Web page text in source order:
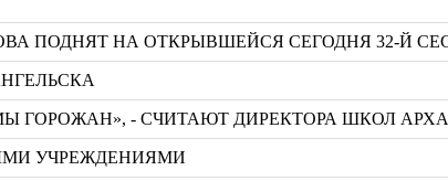
ПОДНЯТ НА ОТКРЫВШЕЙСЯ СЕГОДНЯ 32-Й
ГОРОЖАН», - СЧИТАЮТ ДИРЕКТОРА ШКОЛ
УЧРЕЖДЕНИЯМИ